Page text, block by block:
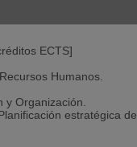
de datos
Social. Recursos
editada por el CEF.
ECTS]
Humanos.
y Organización.
estratégica